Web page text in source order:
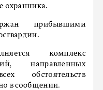
охранника.
прибывшими
комплекс
направленных
обстоятельств
в сообщении.